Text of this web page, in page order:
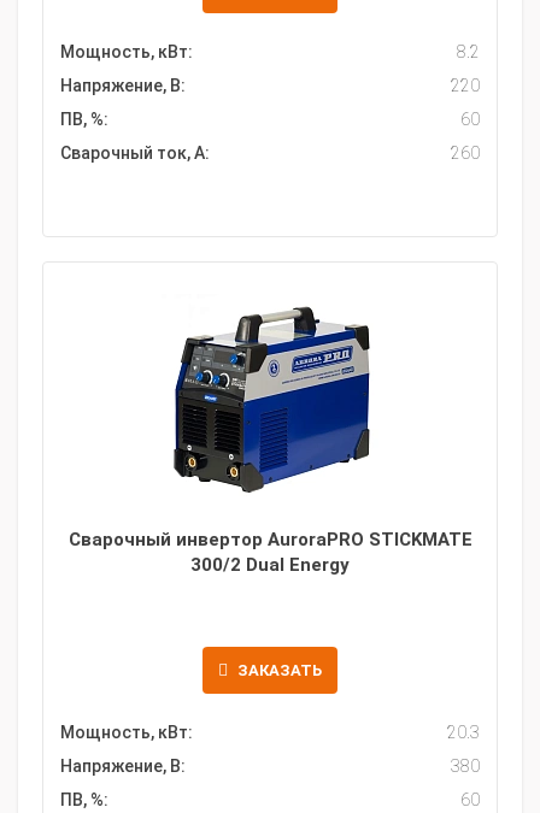
Мощность, кВт:
8.2
Напряжение, В:
220
ПВ, %:
60
Сварочный ток, А:
260
Сварочный инвертор AuroraPRO STICKMATE
300/2 Dual Energy
ЗАКАЗАТЬ
Мощность, кВт:
20.3
Напряжение, В:
380
ПВ, %:
60